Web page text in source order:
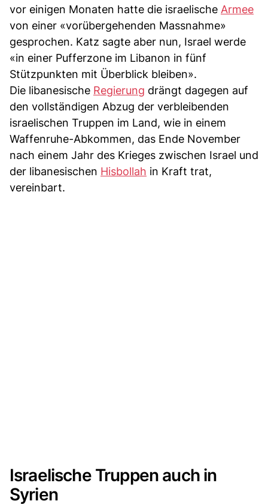
vor einigen Monaten hatte die israelische Armee
von einer «vorübergehenden Massnahme»
gesprochen. Katz sagte aber nun, Israel werde
«in einer Pufferzone im Libanon in fünf
Stützpunkten mit Überblick bleiben».
Die libanesische Regierung drängt dagegen auf
den vollständigen Abzug der verbleibenden
israelischen Truppen im Land, wie in einem
Waffenruhe-Abkommen, das Ende November
nach einem Jahr des Krieges zwischen Israel und
der libanesischen Hisbollah in Kraft trat,
vereinbart.
Israelische Truppen auch in
Syrien